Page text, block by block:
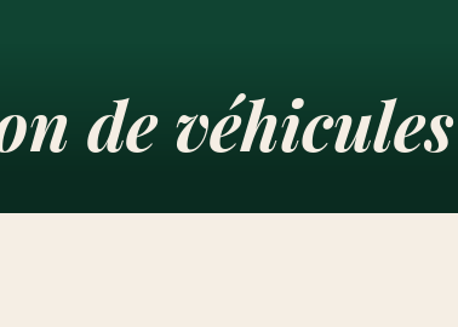
de véhicules